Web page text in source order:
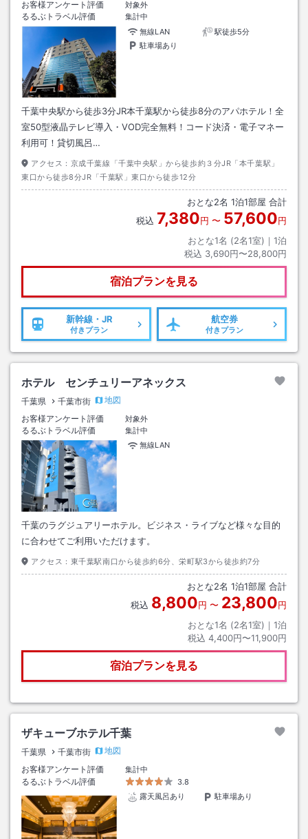
お客様アンケート評価 対象外
るるぶトラベル評価
集計中
無線LAN
駅徒歩5分
駐車場あり
千葉中央駅から徒歩3分JR本千葉駅から徒歩8分のアパホテル！全
室50型液晶テレビ導入・VOD完全無料！コード決済・電子マネー
利用可！貸切風呂…
アクセス： 京成千葉線「千葉中央駅」から徒歩約３分JR「本千葉駅」
東口から徒歩8分JR「千葉駅」東口から徒歩12分
おとな2名 1泊1部屋 合計
税込 7,380円 〜 57,600円
おとな1名 (2名1室)｜ 1泊
税込 3,690円〜28,800円
宿泊プランを見る
新幹線・JR
付きプラン
航空券
付きプラン
ホテル センチュリーアネックス
千葉県 千葉市街
地図
お客様アンケート評価
対象外
るるぶトラベル評価
集計中
無線LAN
千葉のラグジュアリーホテル。ビジネス・ライブなど様々な目的
に合わせてご利用いただけます。
アクセス： 東千葉駅南口から徒歩約6分、栄町駅3から徒歩約7分
おとな2名 1泊1部屋 合計
税込 8,800円 〜 23,800円
おとな1名 (2名1室)｜ 1泊
税込 4,400円〜11,900円
宿泊プランを見る
ザキューブホテル千葉
千葉県 千葉市街
地図
お客様アンケート評価
集計中
るるぶトラベル評価
3.8
露天風呂あり
駐車場あり